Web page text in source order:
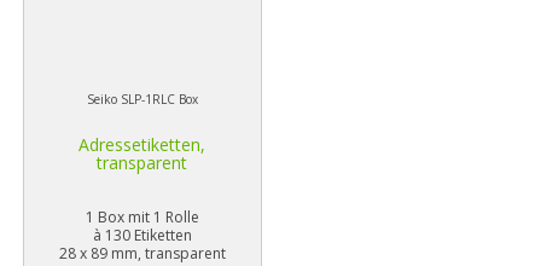
Seiko SLP-1RLC Box
Adressetiketten,
transparent
1 Box mit 1 Rolle
à 130 Etiketten
28 x 89 mm, transparent